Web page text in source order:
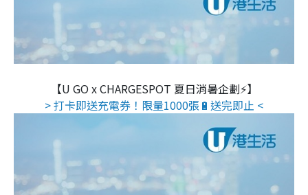
【U GO x CHARGESPOT 夏日消暑企劃⚡】
> 打卡即送充電券！限量1000張🔋送完即止 <